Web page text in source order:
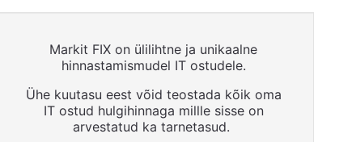
Markit FIX on ülilihtne ja unikaalne
hinnastamismudel IT ostudele.
Ühe kuutasu eest võid teostada kõik oma
IT ostud hulgihinnaga millle sisse on
arvestatud ka tarnetasud.